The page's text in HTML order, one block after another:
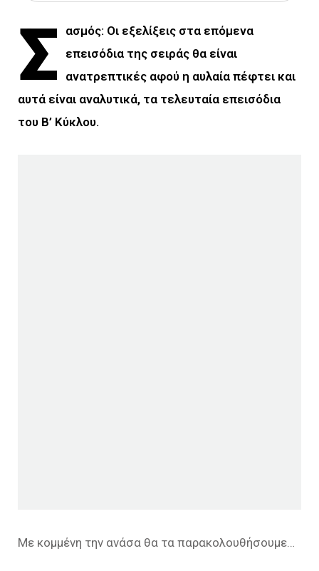
Σ
ασμός: Οι εξελίξεις στα επόμενα
επεισόδια της σειράς θα είναι
ανατρεπτικές αφού η αυλαία πέφτει και
αυτά είναι αναλυτικά, τα τελευταία επεισόδια
του Β’ Κύκλου.
Με κομμένη την ανάσα θα τα παρακολουθήσουμε…